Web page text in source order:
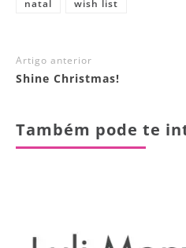
natal wish list
Artigo anterior
Shine Christmas!
Também pode te